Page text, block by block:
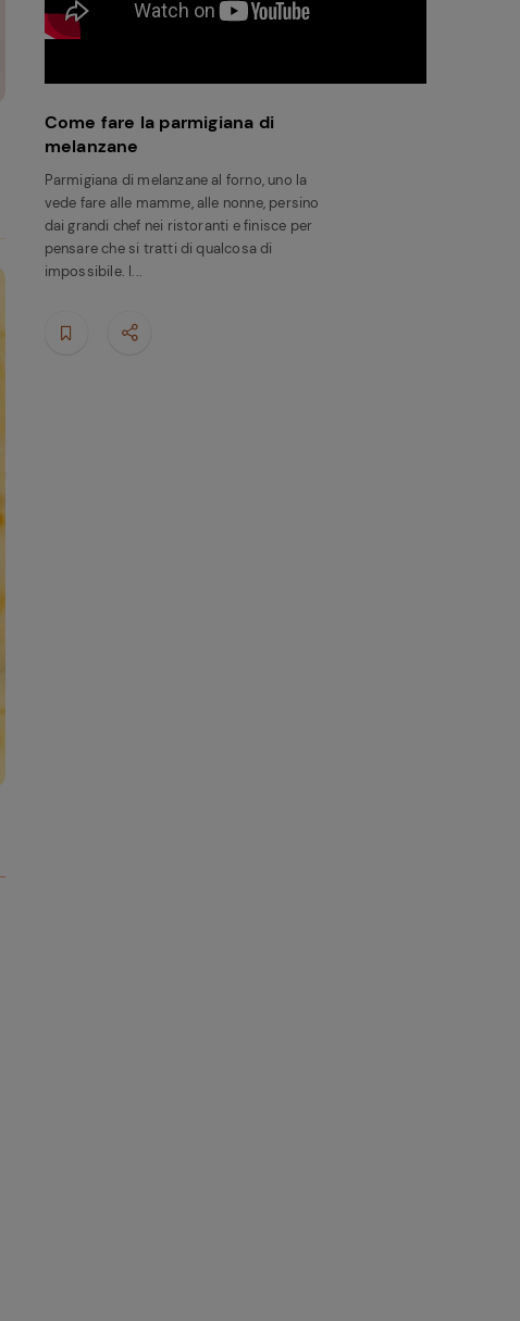
Come fare la parmigiana di
melanzane
Parmigiana di melanzane al forno, uno la
vede fare alle mamme, alle nonne, persino
dai grandi chef nei ristoranti e finisce per
pensare che si tratti di qualcosa di
impossibile. I...